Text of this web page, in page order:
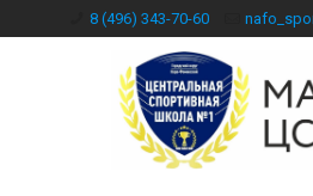
8 (496) 343-70-60